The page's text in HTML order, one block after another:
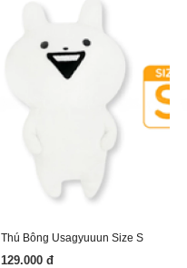
Thú Bông Usagyuuun Size S
129.000 đ